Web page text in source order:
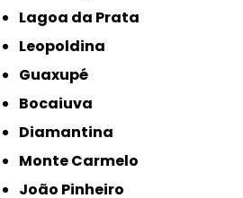
Lagoa da Prata
Leopoldina
Guaxupé
Bocaiuva
Diamantina
Monte Carmelo
João Pinheiro